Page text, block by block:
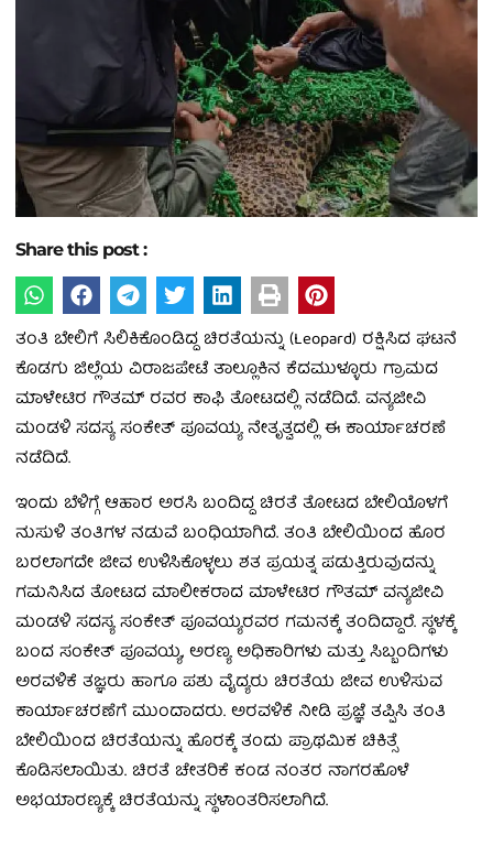
Share this post :
ತಂತಿ ಬೇಲಿಗೆ ಸಿಲಿಕಿಕೊಂಡಿದ್ದ ಚಿರತೆಯನ್ನು (Leopard) ರಕ್ಷಿಸಿದ ಘಟನೆ
ಕೊಡಗು ಜಿಲ್ಲೆಯ ವಿರಾಜಪೇಟೆ ತಾಲ್ಲೂಕಿನ ಕೆದಮುಳ್ಳೂರು ಗ್ರಾಮದ
ಮಾಳೇಟಿರ ಗೌತಮ್ ರವರ ಕಾಫಿ ತೋಟದಲ್ಲಿ ನಡೆದಿದೆ. ವನ್ಯಜೀವಿ
ಮಂಡಳಿ ಸದಸ್ಯ ಸಂಕೇತ್ ಪೂವಯ್ಯ ನೇತೃತ್ವದಲ್ಲಿ ಈ ಕಾರ್ಯಾಚರಣೆ
ನಡೆದಿದೆ.
ಇಂದು ಬೆಳಿಗ್ಗೆ ಆಹಾರ ಅರಸಿ ಬಂದಿದ್ದ ಚಿರತೆ ತೋಟದ ಬೇಲಿಯೊಳಗೆ
ನುಸುಳಿ ತಂತಿಗಳ ನಡುವೆ ಬಂಧಿಯಾಗಿದೆ. ತಂತಿ ಬೇಲಿಯಿಂದ ಹೊರ
ಬರಲಾಗದೇ ಜೀವ ಉಳಿಸಿಕೊಳ್ಳಲು ಶತ ಪ್ರಯತ್ನ ಪಡುತ್ತಿರುವುದನ್ನು
ಗಮನಿಸಿದ ತೋಟದ ಮಾಲೀಕರಾದ ಮಾಳೇಟಿರ ಗೌತಮ್ ವನ್ಯಜೀವಿ
ಮಂಡಳಿ ಸದಸ್ಯ ಸಂಕೇತ್ ಪೂವಯ್ಯರವರ ಗಮನಕ್ಕೆ ತಂದಿದ್ದಾರೆ. ಸ್ಥಳಕ್ಕೆ
ಬಂದ ಸಂಕೇತ್ ಪೂವಯ್ಯ, ಅರಣ್ಯ ಅಧಿಕಾರಿಗಳು ಮತ್ತು ಸಿಬ್ಬಂದಿಗಳು
ಅರವಳಿಕೆ ತಜ್ಞರು ಹಾಗೂ ಪಶು ವೈದ್ಯರು ಚಿರತೆಯ ಜೀವ ಉಳಿಸುವ
ಕಾರ್ಯಾಚರಣೆಗೆ ಮುಂದಾದರು. ಅರವಳಿಕೆ ನೀಡಿ ಪ್ರಜ್ಞೆ ತಪ್ಪಿಸಿ ತಂತಿ
ಬೇಲಿಯಿಂದ ಚಿರತೆಯನ್ನು ಹೊರಕ್ಕೆ ತಂದು ಪ್ರಾಥಮಿಕ ಚಿಕಿತ್ಸೆ
ಕೊಡಿಸಲಾಯಿತು. ಚಿರತೆ ಚೇತರಿಕೆ ಕಂಡ ನಂತರ ನಾಗರಹೊಳೆ
ಅಭಯಾರಣ್ಯಕ್ಕೆ ಚಿರತೆಯನ್ನು ಸ್ಥಳಾಂತರಿಸಲಾಗಿದೆ.